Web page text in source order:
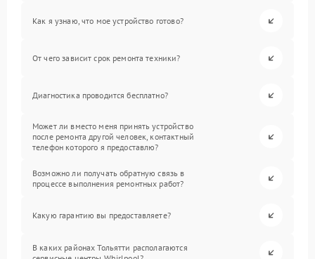
Как я узнаю, что мое устройство готово?
От чего зависит срок ремонта техники?
Диагностика проводится бесплатно?
Может ли вместо меня принять устройство
после ремонта другой человек, контактный
телефон которого я предоставлю?
Возможно ли получать обратную связь в
процессе выполнения ремонтных работ?
Какую гарантию вы предоставляете?
В каких районах Тольятти располагаются